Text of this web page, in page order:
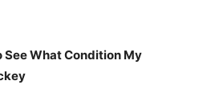
See What Condition My